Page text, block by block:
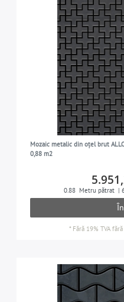
Mozaic metalic din oțel brut
0,88 m2
0.88 Metru pătrat |
* Fără 19% TVAfără